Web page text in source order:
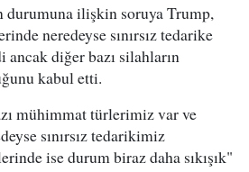
durumuna ilişkin soruya Trump,
neredeyse sınırsız tedarike
diğer bazı silahların
kabul etti.
mühimmat türlerimiz var ve
sınırsız tedarikimiz
ise durum biraz daha sıkışık"